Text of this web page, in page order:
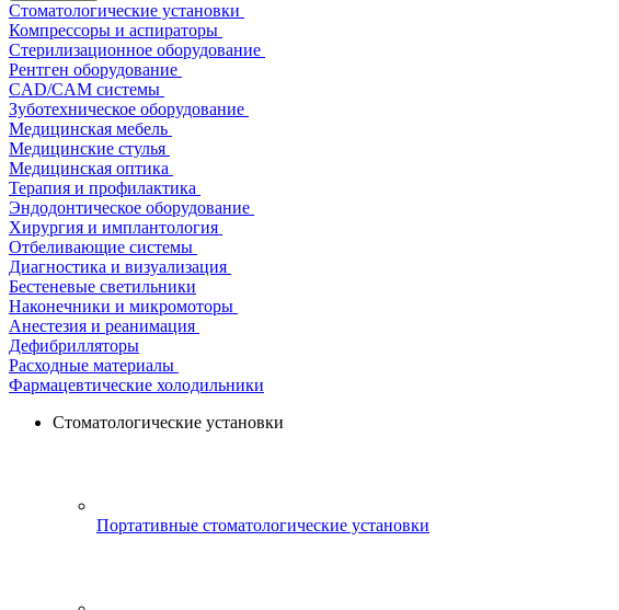
Стоматологические установки
Компрессоры и аспираторы
Стерилизационное оборудование
Рентген оборудование
CAD/CAM системы
Зуботехническое оборудование
Медицинская мебель
Медицинские стулья
Медицинская оптика
Терапия и профилактика
Эндодонтическое оборудование
Хирургия и имплантология
Отбеливающие системы
Диагностика и визуализация
Бестеневые светильники
Наконечники и микромоторы
Анестезия и реанимация
Дефибрилляторы
Расходные материалы
Фармацевтические холодильники
Стоматологические установки
Портативные стоматологические установки